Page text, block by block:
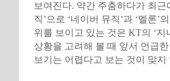
보여진다. 약간 주춤하다가 최
직’으로 ‘네이버 뮤직’과 ‘멜론
위를 보이고 있는 것은 KT의 ‘
상황을 고려해 볼 때 앞서 언급
보기는 어렵다고 보는 것이 맞지